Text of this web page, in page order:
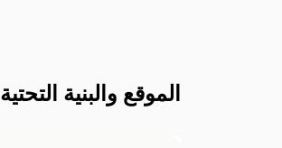
الموقع والبنية التحتية